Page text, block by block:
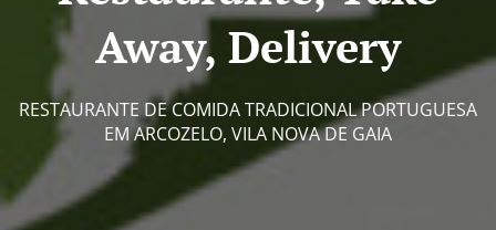
Away, Delivery
RESTAURANTE DE COMIDA TRADICIONAL PORTUGUESA
EM ARCOZELO, VILA NOVA DE GAIA